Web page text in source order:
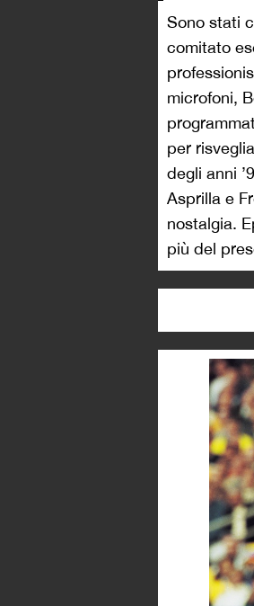
Sono stati
comitato
microfoni,
per
degli anni
Asprilla e
nostalgia.
più del